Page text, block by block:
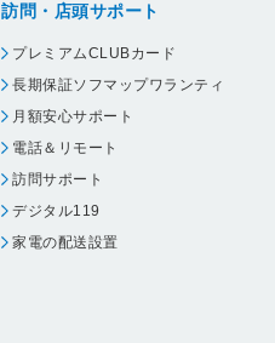
訪問・店頭サポート
プレミアムCLUBカード
長期保証ソフマップワランティ
月額安心サポート
電話＆リモート
訪問サポート
デジタル119
家電の配送設置